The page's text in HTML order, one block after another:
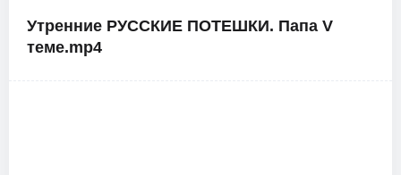
Утренние РУССКИЕ ПОТЕШКИ. Папа V
теме.mp4